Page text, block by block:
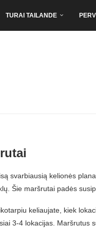
TURAI TAILANDE
svarbiausią kelionės
Šie maršrutai padės
keliaujate, kiek
3-4 lokacijas. Maršrutus